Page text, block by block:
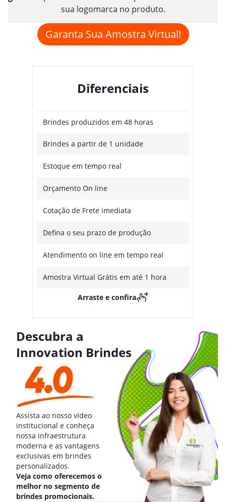
sua logomarca no produto.
Garanta Sua Amostra Virtual!
Diferenciais
Brindes produzidos em 48 horas
Brindes a partir de 1 unidade
Estoque em tempo real
Orçamento On line
Cotação de Frete imediata
Defina o seu prazo de produção
Atendimento on line em tempo real
Amostra Virtual Grátis em até 1 hora
Arraste e confira
Descubra a
Innovation Brindes
Assista ao nosso vídeo
institucional e conheça
nossa infraestrutura
moderna e as vantagens
exclusivas em brindes
personalizados.
Veja como oferecemos o
melhor no segmento de
brindes promocionais.